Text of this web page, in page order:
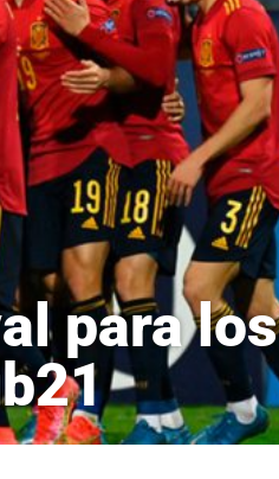
para los